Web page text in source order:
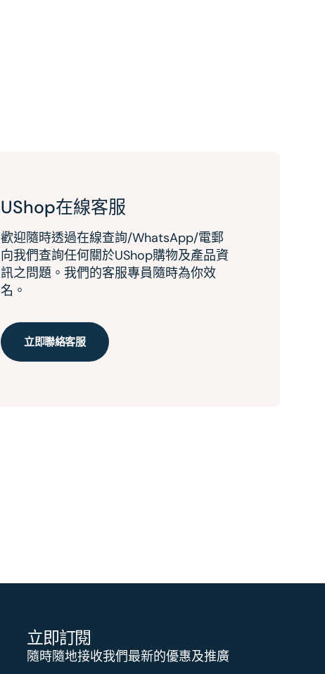
UShop在線客服
歡迎隨時透過在線查詢/WhatsApp/電郵
向我們查詢任何關於UShop購物及產品資
訊之問題。我們的客服專員隨時為你效
名。
立即聯絡客服
立即訂閱
隨時隨地接收我們最新的優惠及推廣